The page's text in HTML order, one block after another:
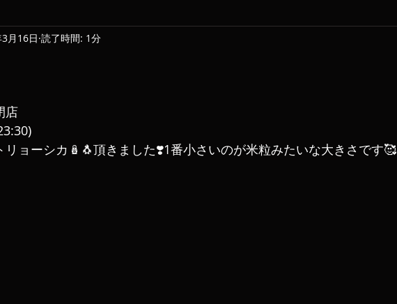
サート おすすめビール
月16日 読了時間: 1分
店
リョーシカ🪆🐧頂きました❣️1番小さいのが米粒みたいな大きさです🥰